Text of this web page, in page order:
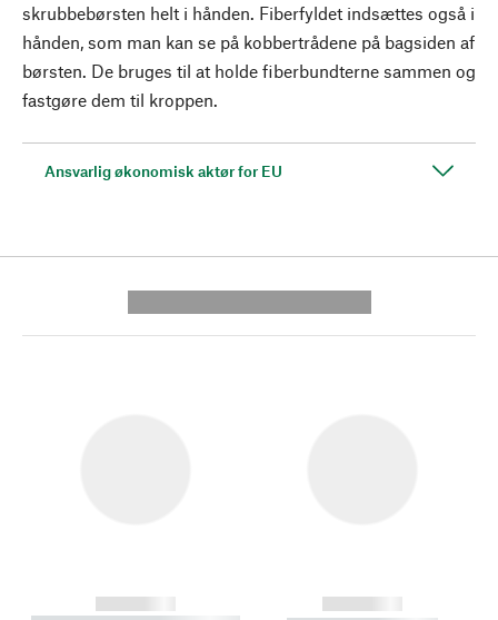
skrubbebørsten helt i hånden. Fiberfyldet indsættes også i
hånden, som man kan se på kobbertrådene på bagsiden af
børsten. De bruges til at holde fiberbundterne sammen og
fastgøre dem til kroppen.
Ansvarlig økonomisk aktør for EU
------------
------------